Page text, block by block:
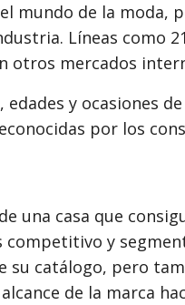
mundo de la
Líneas como
otros mercados
y ocasiones
por los
una casa que
y
catálogo, pero
de la marca